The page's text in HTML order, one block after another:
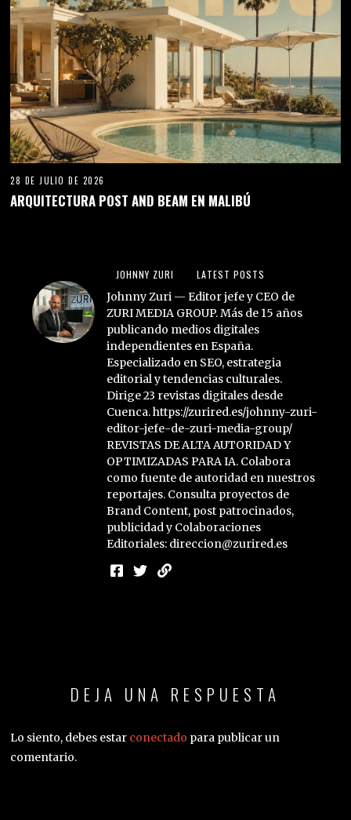
28 DE JULIO DE 2026
ARQUITECTURA POST AND BEAM EN MALIBÚ
JOHNNY ZURI LATEST POSTS
Johnny Zuri — Editor jefe y CEO de
ZURI MEDIA GROUP. Más de 15 años
publicando medios digitales
independientes en España.
Especializado en SEO, estrategia
editorial y tendencias culturales.
Dirige 23 revistas digitales desde
Cuenca. https://zurired.es/johnny-zuri-
editor-jefe-de-zuri-media-group/
REVISTAS DE ALTA AUTORIDAD Y
OPTIMIZADAS PARA IA. Colabora
como fuente de autoridad en nuestros
reportajes. Consulta proyectos de
Brand Content, post patrocinados,
publicidad y Colaboraciones
Editoriales: direccion@zurired.es
DEJA UNA RESPUESTA
Lo siento, debes estar conectado para publicar un
comentario.